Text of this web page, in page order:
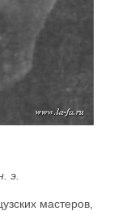
э.
мастеров,